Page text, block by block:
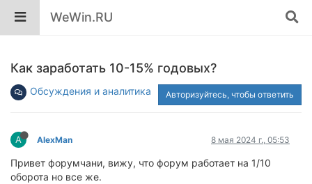
WeWin.RU
Как заработать 10-15% годовых?
Обсуждения и аналитика Авторизуйтесь, чтобы ответить
A AlexMan 8 мая 2024 г., 05:53
Привет форумчани, вижу, что форум работает на 1/10
оборота но все же.